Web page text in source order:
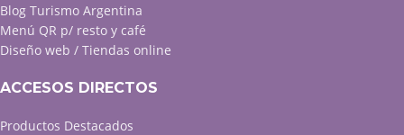
Blog Turismo Argentina
Menú QR p/ resto y café
Diseño web / Tiendas online
ACCESOS DIRECTOS
Productos Destacados